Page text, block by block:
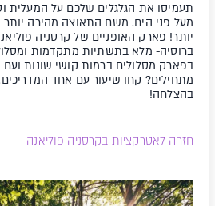
מעל פני הים. משם התאוצה מהירה יותר
יותר! פארק האופניים של קרסניה
ברוסיה- מלא בתשתיות מתקדמות
בפארק מסלולים ברמות קושי שונות ועם
מתחילים? קחו שיעור עם אחד
בהצלחה!
חזרה לאטרקציות בקרסניה פוליאנה